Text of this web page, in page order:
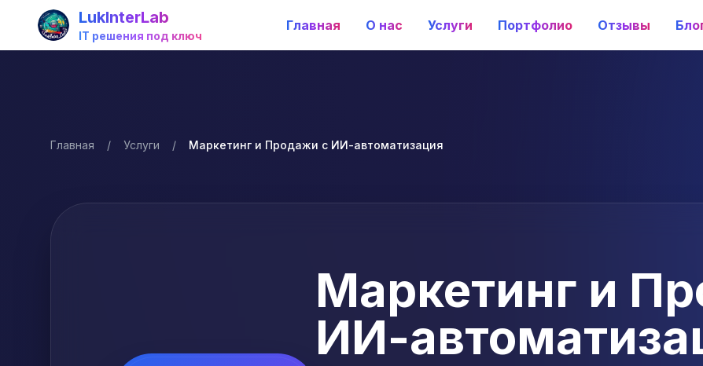
LukInterLab
IT решения под ключ
Главная О нас Услуги Портфолио Отзывы
Главная / Услуги / Маркетинг и Продажи с ИИ-автоматизация
Маркетинг и
ИИ-